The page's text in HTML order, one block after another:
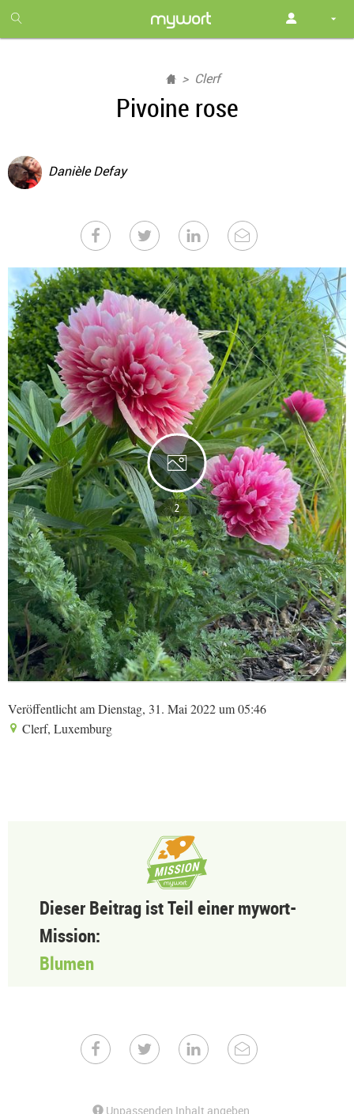
month
free
Clerf
Pivoine rose
Danièle Defay
2
Veröffentlicht am Dienstag, 31. Mai 2022 um 05:46
Clerf, Luxemburg
Dieser Beitrag ist Teil einer mywort-
Mission:
Blumen
Unpassenden Inhalt angeben